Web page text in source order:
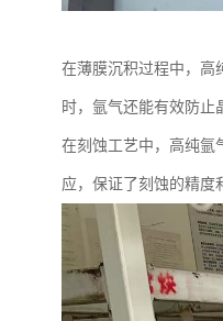
在薄膜沉积过程中，高
时，氩气还能有效防止
在刻蚀工艺中，高纯氩
应，保证了刻蚀的精度